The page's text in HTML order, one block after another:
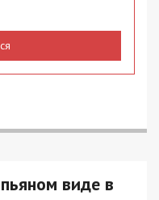
виде в